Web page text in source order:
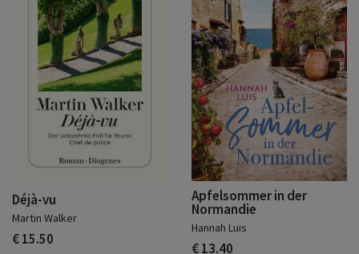
Déjà-vu
Martin Walker
€ 15.50
Apfelsommer in der
Normandie
Hannah Luis
€ 13.40